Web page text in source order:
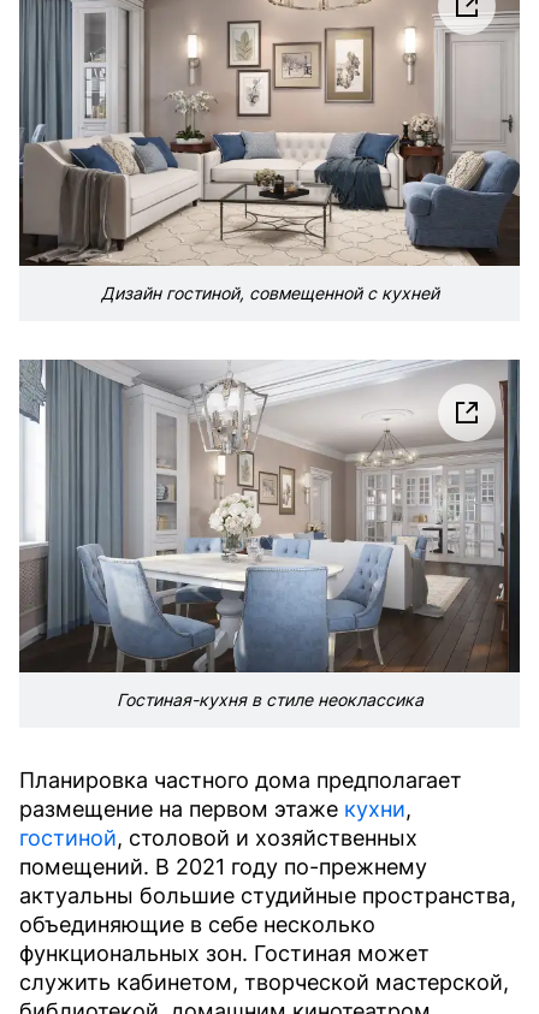
Дизайн гостиной, совмещенной с кухней
Гостиная-кухня в стиле неоклассика
Планировка частного дома предполагает
размещение на первом этаже кухни,
гостиной, столовой и хозяйственных
помещений. В 2021 году по-прежнему
актуальны большие студийные пространства,
объединяющие в себе несколько
функциональных зон. Гостиная может
служить кабинетом, творческой мастерской,